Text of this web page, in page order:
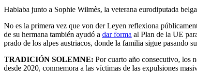
Hablaba junto a Sophie Wilmès, la veterana eurodiputada
No es la primera vez que von der Leyen reflexiona
de su hermana también ayudó a dar forma al Plan de la UE
prado de los alpes austriacos, donde la familia sigue pasando
TRADICIÓN SOLEMNE: Por cuarto año consecutivo, los
desde 2020, conmemora a las víctimas de las expulsiones